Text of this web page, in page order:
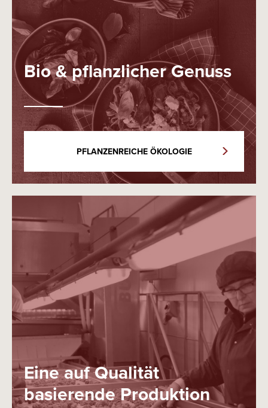
Bio & pflanzlicher Genuss
PFLANZENREICHE ÖKOLOGIE
Eine auf Qualität
basierende Produktion